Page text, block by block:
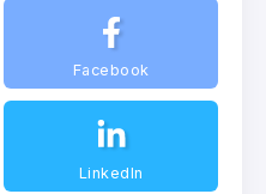
Facebook
LinkedIn